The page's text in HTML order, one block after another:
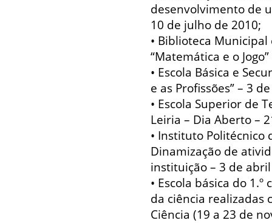
desenvolvimento de
10 de julho de 2010;
• Biblioteca Municipal
“Matemática e o
• Escola Básica e
e as Profissões” – 3
• Escola Superior de
Leiria – Dia Aberto –
• Instituto Politécnico
Dinamização de
instituição – 3 de
• Escola básica do
da ciência realizadas
Ciência (19 a 23 de